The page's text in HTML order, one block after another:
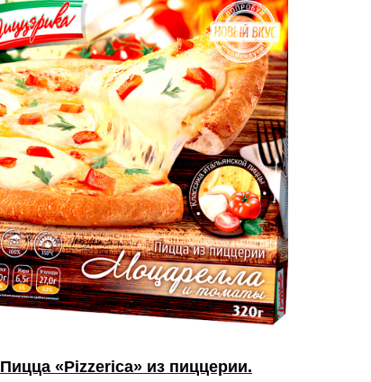
Пицца «Pizzerica» из пиццерии.